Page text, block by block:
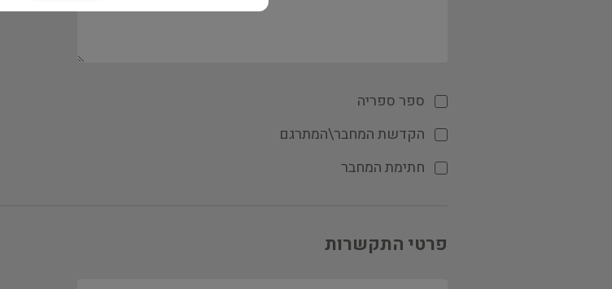
ספר ספריה
הקדשת המחבר\המתרגם
חתימת המחבר
פרטי התקשרות